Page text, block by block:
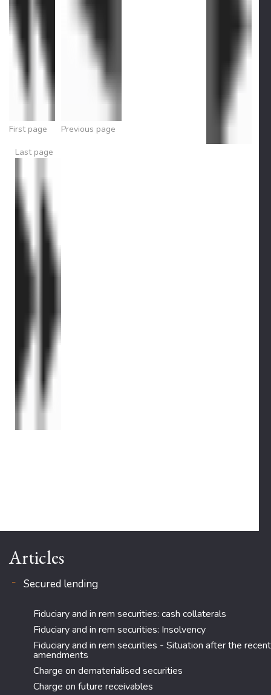
First page
Previous page
Last page
Articles
Secured lending
Fiduciary and in rem securities: cash collaterals
Fiduciary and in rem securities: Insolvency
Fiduciary and in rem securities - Situation after the recent
amendments
Charge on dematerialised securities
Charge on future receivables